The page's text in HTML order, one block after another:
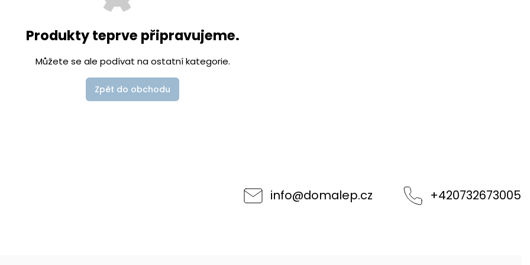
Produkty teprve připravujeme.
Můžete se ale podívat na ostatní kategorie.
Zpět do obchodu
info@domalep.cz +420732673005